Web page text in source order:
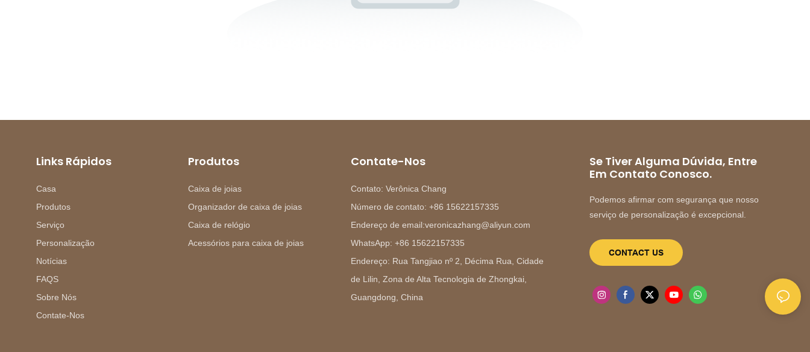
Links Rápidos
Casa
Produtos
Serviço
Personalização
Notícias
FAQS
Sobre Nós
Contate-Nos
Produtos
Caixa de joias
Organizador de caixa de joias
Caixa de relógio
Acessórios para caixa de joias
Contate-Nos
Contato: Verônica Chang
Número de contato: +86 15622157335
Endereço de email:veronicazhang@aliyun.com
WhatsApp: +86 15622157335
Endereço: Rua Tangjiao nº 2, Décima Rua, Cidade
de Lilin, Zona de Alta Tecnologia de Zhongkai,
Guangdong, China
Se Tiver Alguma Dúvida, Entre
Em Contato Conosco.
Podemos afirmar com segurança que nosso
serviço de personalização é excepcional.
CONTACT US